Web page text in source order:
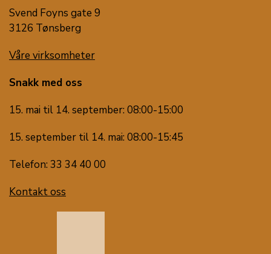
Svend Foyns gate 9
3126 Tønsberg
Våre virksomheter
Snakk med oss
15. mai til 14. september: 08:00-15:00
15. september til 14. mai: 08:00-15:45
Telefon: 33 34 40 00
Kontakt oss